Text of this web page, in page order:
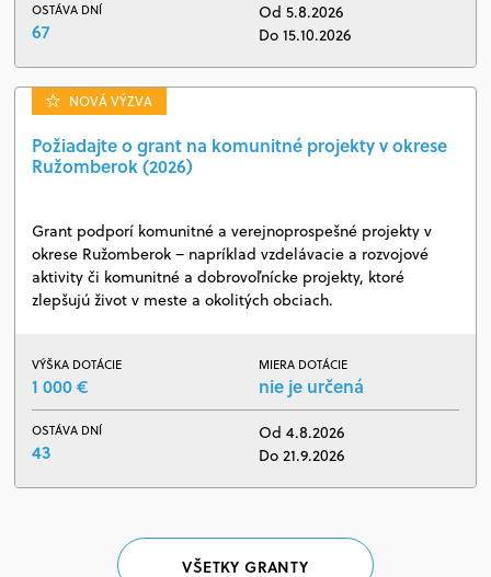
OSTÁVA DNÍ
67
Od 5.8.2026
Do 15.10.2026
NOVÁ VÝZVA
Požiadajte o grant na komunitné projekty v okrese
Ružomberok (2026)
Grant podporí komunitné a verejnoprospešné projekty v
okrese Ružomberok – napríklad vzdelávacie a rozvojové
aktivity či komunitné a dobrovoľnícke projekty, ktoré
zlepšujú život v meste a okolitých obciach.
VÝŠKA DOTÁCIE
1 000 €
MIERA DOTÁCIE
nie je určená
OSTÁVA DNÍ
43
Od 4.8.2026
Do 21.9.2026
VŠETKY GRANTY